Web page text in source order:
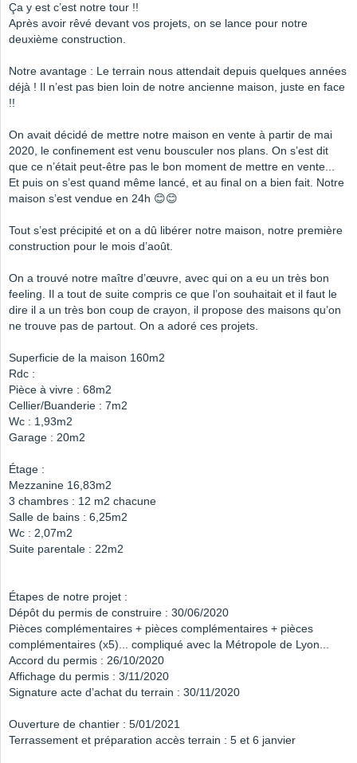
Ça y est c’est notre tour !!
Après avoir rêvé devant vos projets, on se lance pour notre
deuxième construction.
Notre avantage : Le terrain nous attendait depuis quelques années
déjà ! Il n’est pas bien loin de notre ancienne maison, juste en face
!!
On avait décidé de mettre notre maison en vente à partir de mai
2020, le confinement est venu bousculer nos plans. On s’est dit
que ce n’était peut-être pas le bon moment de mettre en vente...
Et puis on s’est quand même lancé, et au final on a bien fait. Notre
maison s’est vendue en 24h 😊😊
Tout s’est précipité et on a dû libérer notre maison, notre première
construction pour le mois d’août.
On a trouvé notre maître d’œuvre, avec qui on a eu un très bon
feeling. Il a tout de suite compris ce que l’on souhaitait et il faut le
dire il a un très bon coup de crayon, il propose des maisons qu’on
ne trouve pas de partout. On a adoré ces projets.
Superficie de la maison 160m2
Rdc :
Pièce à vivre : 68m2
Cellier/Buanderie : 7m2
Wc : 1,93m2
Garage : 20m2
Étage :
Mezzanine 16,83m2
3 chambres : 12 m2 chacune
Salle de bains : 6,25m2
Wc : 2,07m2
Suite parentale : 22m2
Étapes de notre projet :
Dépôt du permis de construire : 30/06/2020
Pièces complémentaires + pièces complémentaires + pièces
complémentaires (x5)... compliqué avec la Métropole de Lyon...
Accord du permis : 26/10/2020
Affichage du permis : 3/11/2020
Signature acte d’achat du terrain : 30/11/2020
Ouverture de chantier : 5/01/2021
Terrassement et préparation accès terrain : 5 et 6 janvier